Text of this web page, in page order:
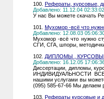
100. Рефераты, курсовые,
Добавлено: 11.12.04
У нас Вы можете скачать
101. Мухомор -всё что
Добавлено: 12.08.03
Мухомор -всё что нужно
СГИ, СГА, шпоры,
102. ДИПЛОМЫ ,
Добавлено: 16.12.05
Диссертации, дипломы,
ИНДИВИДУАЛЬНОСТИ ВСЕХ
нашими услугами вы
(095) 585-67-66 Мы делаем
103. Рефераты курсовые и